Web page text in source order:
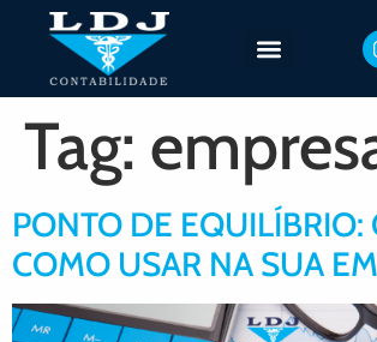
Tag:
PONTO DE EQUILÍBRIO:
COMO USAR NA SUA